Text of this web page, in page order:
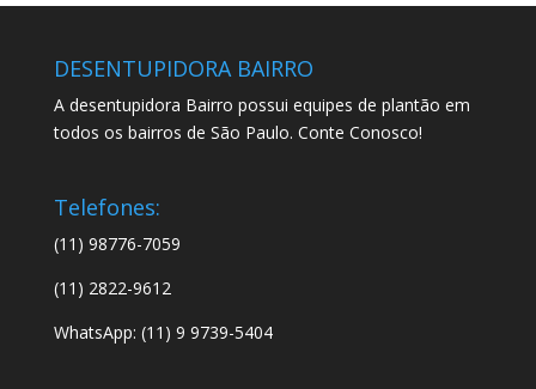
DESENTUPIDORA BAIRRO
A desentupidora Bairro possui equipes de plantão em
todos os bairros de São Paulo. Conte Conosco!
Telefones:
(11) 98776-7059
(11) 2822-9612
WhatsApp: (11) 9 9739-5404